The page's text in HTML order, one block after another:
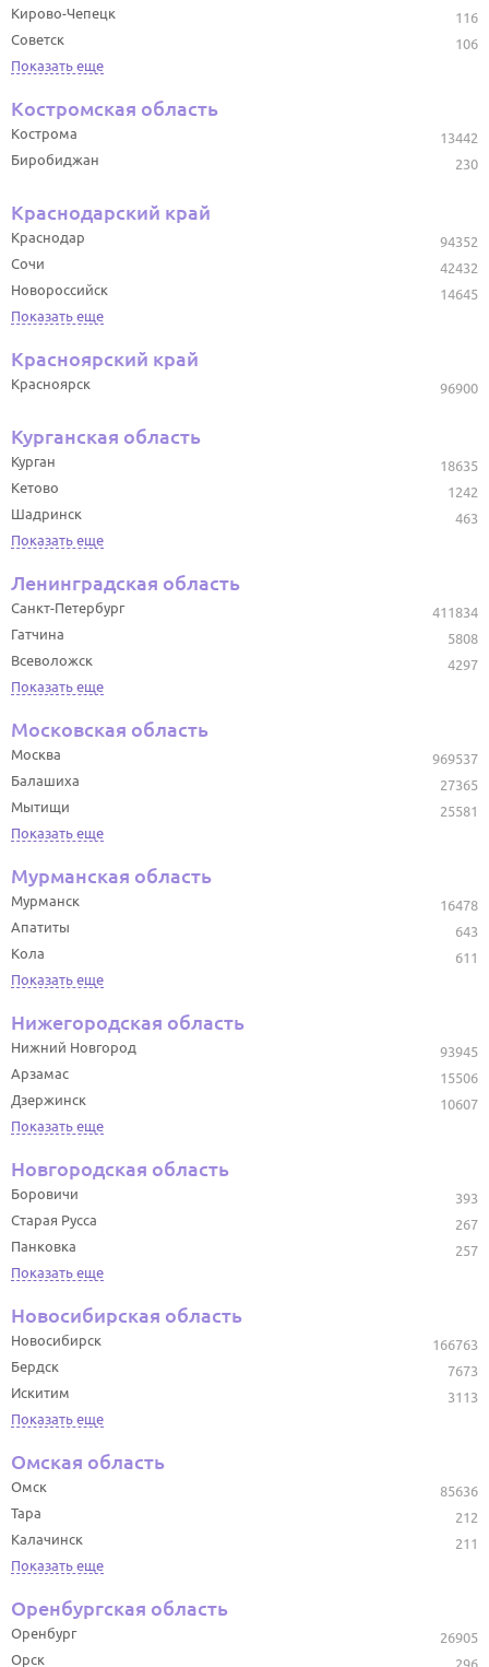
116
Кирово-Чепецк
106
Советск
Показать еще
Костромская область
13442
Кострома
230
Биробиджан
Краснодарский край
94352
Краснодар
42432
Сочи
14645
Новороссийск
Показать еще
Красноярский край
96900
Красноярск
Курганская область
18635
Курган
1242
Кетово
463
Шадринск
Показать еще
Ленинградская область
411834
Санкт-Петербург
5808
Гатчина
4297
Всеволожск
Показать еще
Московская область
969537
Москва
27365
Балашиха
25581
Мытищи
Показать еще
Мурманская область
16478
Мурманск
643
Апатиты
611
Кола
Показать еще
Нижегородская область
93945
Нижний Новгород
15506
Арзамас
10607
Дзержинск
Показать еще
Новгородская область
393
Боровичи
267
Старая Русса
257
Панковка
Показать еще
Новосибирская область
166763
Новосибирск
7673
Бердск
3113
Искитим
Показать еще
Омская область
85636
Омск
212
Тара
211
Калачинск
Показать еще
Оренбургская область
26905
Оренбург
296
Орск